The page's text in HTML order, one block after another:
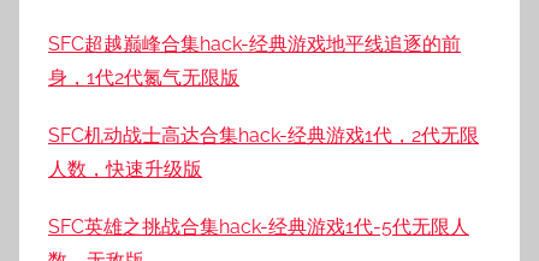
SFC超越巅峰合集hack-经典游戏地平线追逐的前
身，1代2代氮气无限版
SFC机动战士高达合集hack-经典游戏1代，2代无限
人数，快速升级版
SFC英雄之挑战合集hack-经典游戏1代-5代无限人